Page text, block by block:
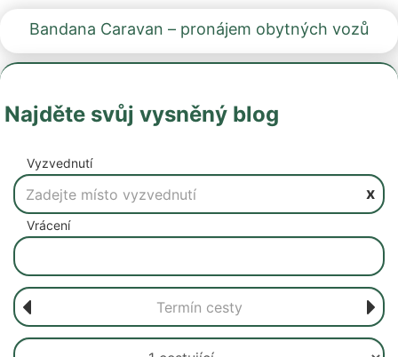
Bandana Caravan – pronájem obytných vozů
Najděte svůj vysněný blog
Vyzvednutí
x
Vrácení